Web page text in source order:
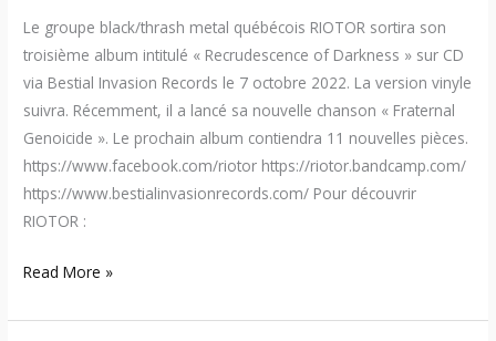
Le groupe black/thrash metal québécois RIOTOR sortira son
troisième album intitulé « Recrudescence of Darkness » sur CD
via Bestial Invasion Records le 7 octobre 2022. La version vinyle
suivra. Récemment, il a lancé sa nouvelle chanson « Fraternal
Genoicide ». Le prochain album contiendra 11 nouvelles pièces.
https://www.facebook.com/riotor https://riotor.bandcamp.com/
https://www.bestialinvasionrecords.com/ Pour découvrir
RIOTOR :
Read More »